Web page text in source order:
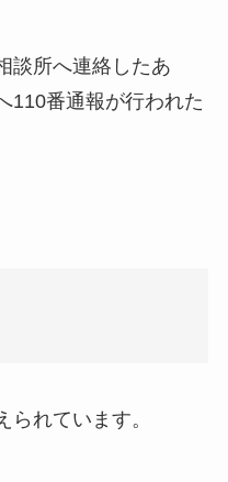
談所へ連絡したあ
110番通報が行われた
られています。